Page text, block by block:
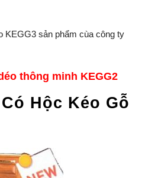
KEGG3 sản phẩm cùa công ty
thông minh KEGG2
Hộc Kéo Gỗ